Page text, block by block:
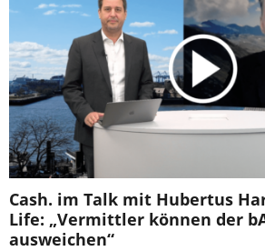
Cash. im Talk mit Hubertus
Life: „Vermittler können der
ausweichen“